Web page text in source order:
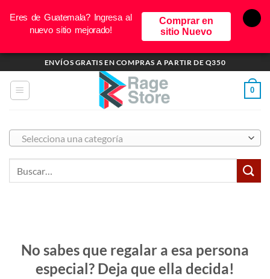
al
contenido
ENVÍOS GRATIS EN COMPRAS A PARTIR DE Q350
0
No sabes que regalar a esa persona
especial? Deja que ella decida!
Selecciona una categoría
Eres de Guatemala? Ingresa al
nuevo sitio mejorado!
Comprar en
sitio Nuevo